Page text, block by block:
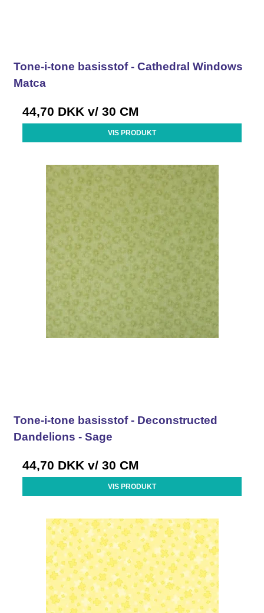
Tone-i-tone basisstof - Cathedral Windows
Matca
44,70 DKK v/ 30 CM
VIS PRODUKT
Tone-i-tone basisstof - Deconstructed
Dandelions - Sage
44,70 DKK v/ 30 CM
VIS PRODUKT